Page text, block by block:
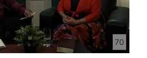
درستی پیدا کنیم بله خب زیادتر
مایی است که چطور منحس زن
اختلافات هل فصل کنیم یعنی پیشتر
اشتناب کنیم مثلا بگرزیم که مثلا
ایست که مثلا به تفاوت باشیم
70